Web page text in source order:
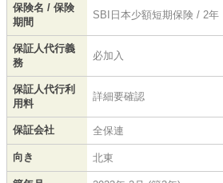
保険名 / 保険
期間
SBI日本少額短期保険 / 2年
保証人代行義
務
必加入
保証人代行利
用料
詳細要確認
保証会社 全保連
向き 北東